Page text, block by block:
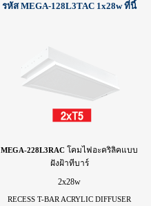
รหัส MEGA-128L3TAC 1x28w ที่นี้
MEGA-228L3RAC โคมไฟ อะคริลิคแบบ
ฝังฝ้าทีบาร์
2x28w
RECESS T-BAR ACRYLIC DIFFUSER